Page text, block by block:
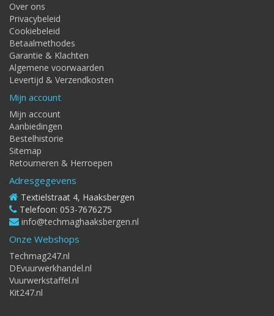
Over ons
Privacybeleid
Cookiebeleid
Betaalmethodes
Garantie & Klachten
Algemene voorwaarden
Levertijd & Verzendkosten
Mijn account
Mijn account
Aanbiedingen
Bestelhistorie
Sitemap
Retourneren & Herroepen
Adresgegevens
Textielstraat 4, Haaksbergen
Telefoon: 053-7676275
info@techmaghaaksbergen.nl
Onze Webshops
Techmag247.nl
DEvuurwerkhandel.nl
Vuurwerkstaffel.nl
Kit247.nl